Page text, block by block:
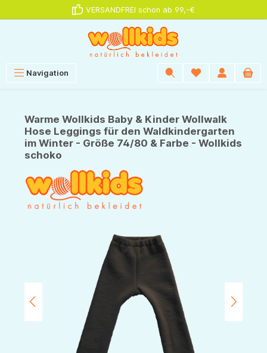
VERSANDFREI schon ab 99,-€
Navigation
Warme Wollkids Baby & Kinder Wollwalk
Hose Leggings für den Waldkindergarten
im Winter - Größe 74/80 & Farbe - Wollkids
schoko
Bildergalerie überspringen